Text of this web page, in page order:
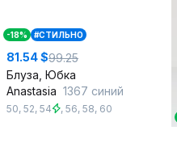
-18% #СТИЛЬНО
81.54 $99.25
Блуза, Юбка
Anastasia 1367 синий
50, 52, 54 , 56, 58, 60